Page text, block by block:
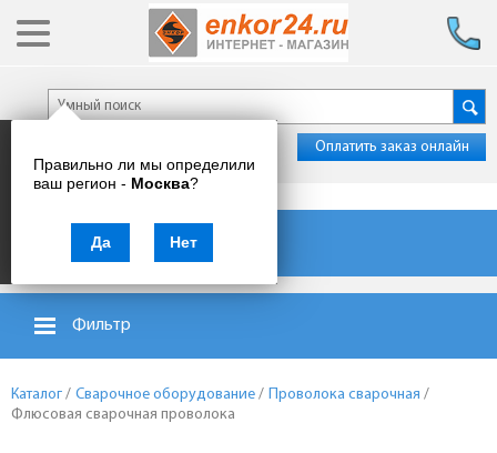
Правильно ли мы определили
ваш регион - Москва?
Да Нет
Оплатить заказ онлайн
Каталог товаров
Фильтр
Каталог / Сварочное оборудование / Проволока сварочная /
Флюсовая сварочная проволока